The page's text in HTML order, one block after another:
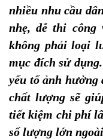
nhiều nhu cầu
nhẹ, dễ thi
không phải loại
mục đích sử
yếu tố ảnh hưởng
chất lượng sẽ
tiết kiệm chi phí
số lượng lớn